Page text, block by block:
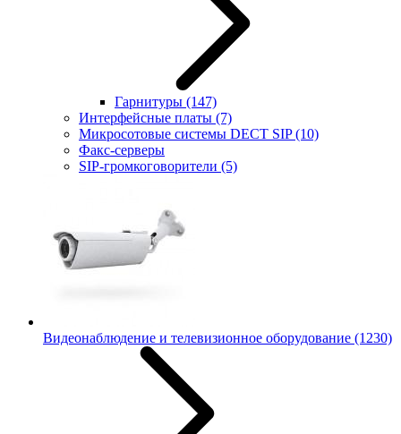
Гарнитуры (147)
Интерфейсные платы (7)
Микросотовые системы DECT SIP(10)
Факс-серверы
SIP-громкоговорители (5)
Видеонаблюдение и телевизионное оборудование (1230)